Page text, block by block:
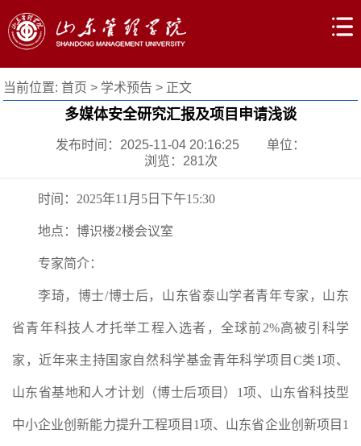
当前位置: 首页 > 学术预告 > 正文
多媒体安全研究汇报及项目申请浅谈
发布时间：2025-11-04 20:16:25
单位：
浏览： 281次
时间：2025年11月5日下午15:30
地点：博识楼2楼会议室
专家简介：
李琦，博士/博士后，山东省泰山学者青年专家，山东
省青年科技人才托举工程入选者，全球前2%高被引科学
家，近年来主持国家自然科学基金青年科学项目C类1项、
山东省基地和人才计划（博士后项目）1项、山东省科技型
中小企业创新能力提升工程项目1项、山东省企业创新项目1